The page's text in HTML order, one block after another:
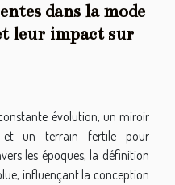
dans la mode
leur impact sur
évolution, un miroir
et un terrain fertile pour
les époques, la définition
influençant la conception